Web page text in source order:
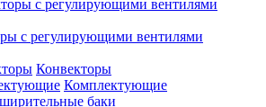
с регулирующими вентилями
Конвекторы
Комплектующие
баки